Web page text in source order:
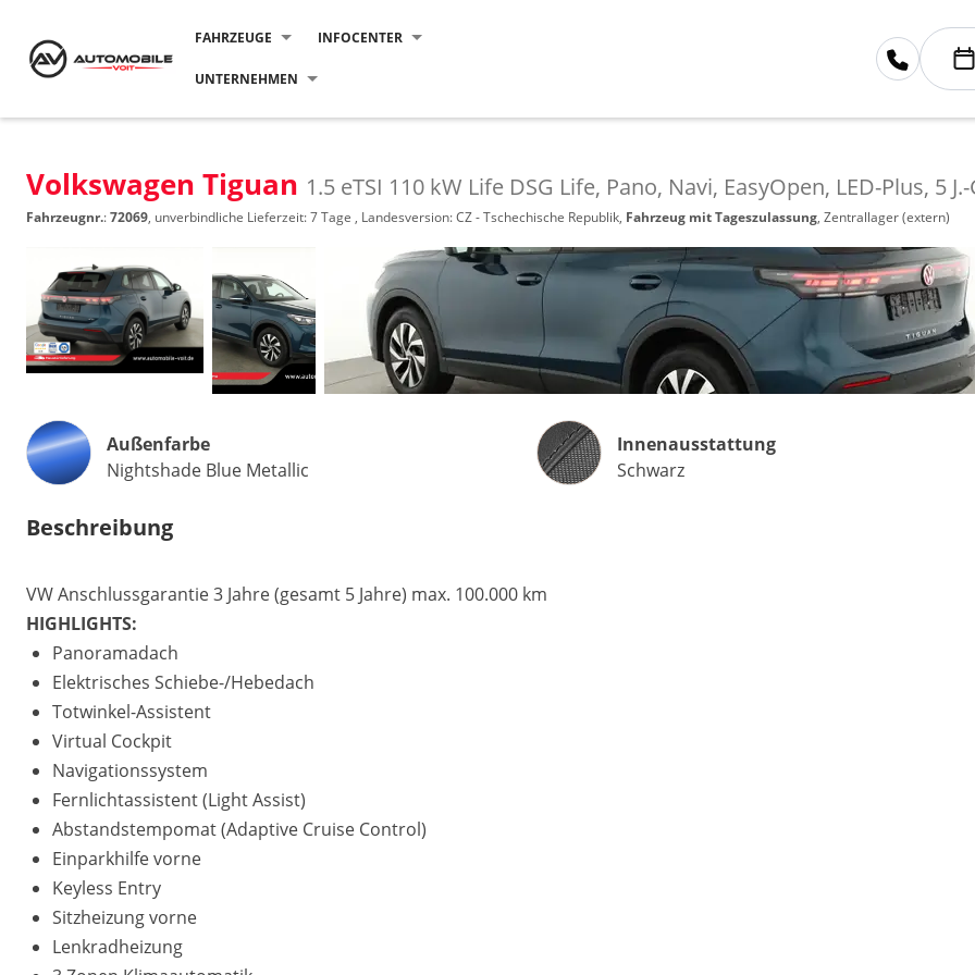
FAHRZEUGE INFOCENTER
UNTERNEHMEN
Volkswagen Tiguan 1.5 eTSI 110 kW Life DSG Life, Pano, Navi, EasyOpen, LED-Plus, 5
Fahrzeugnr.:72069, unverbindliche Lieferzeit:7 Tage , Landesversion: CZ - Tschechische Republik, Fahrzeug mit Tageszulassung, Zentrallager (extern)
Außenfarbe
Nightshade Blue Metallic
InnenausstattungInnenausstattung
Schwarz
Beschreibung
VW Anschlussgarantie 3 Jahre (gesamt 5 Jahre) max. 100.000 km
HIGHLIGHTS:
Panoramadach
Elektrisches Schiebe-/Hebedach
Totwinkel-Assistent
Virtual Cockpit
Navigationssystem
Fernlichtassistent (Light Assist)
Abstandstempomat (Adaptive Cruise Control)
Einparkhilfe vorne
Keyless Entry
Sitzheizung vorne
Lenkradheizung